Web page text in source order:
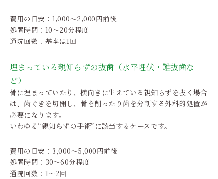
費用の目安：1,000〜2,000円前後
処置時間：10〜20分程度
通院回数：基本は1回
埋まっている親知らずの抜歯（水平埋伏・難抜歯な
ど）
骨に埋まっていたり、横向きに生えている親知らずを抜く場合
は、歯ぐきを切開し、骨を削ったり歯を分割する外科的処置が
必要になります。
いわゆる“親知らずの手術”に該当するケースです。
費用の目安：3,000〜5,000円前後
処置時間：30〜60分程度
通院回数：1〜2回